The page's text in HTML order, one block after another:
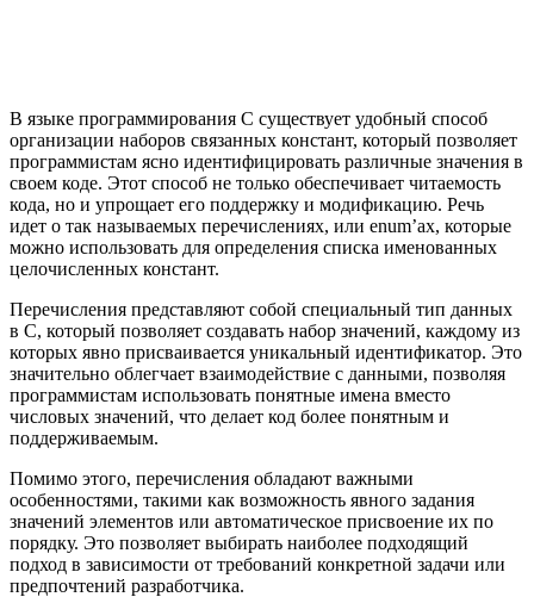
В языке программирования C существует удобный способ
организации наборов связанных констант, который позволяет
программистам ясно идентифицировать различные значения в
своем коде. Этот способ не только обеспечивает читаемость
кода, но и упрощает его поддержку и модификацию. Речь
идет о так называемых перечислениях, или enum’ах, которые
можно использовать для определения списка именованных
целочисленных констант.
Перечисления представляют собой специальный тип данных
в C, который позволяет создавать набор значений, каждому из
которых явно присваивается уникальный идентификатор. Это
значительно облегчает взаимодействие с данными, позволяя
программистам использовать понятные имена вместо
числовых значений, что делает код более понятным и
поддерживаемым.
Помимо этого, перечисления обладают важными
особенностями, такими как возможность явного задания
значений элементов или автоматическое присвоение их по
порядку. Это позволяет выбирать наиболее подходящий
подход в зависимости от требований конкретной задачи или
предпочтений разработчика.